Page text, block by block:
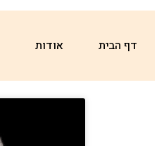
דף הבית אודות